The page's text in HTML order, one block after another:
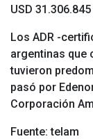
USD
Los ADR -
argentinas que
tuvieron
pasó por
Corporación
Fuente: telam